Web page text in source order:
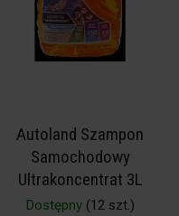
Autoland Szampon
Samochodowy
Ultrakoncentrat 3L
Dostępny(12 szt.)